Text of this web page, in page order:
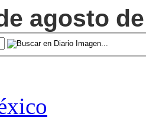
agosto